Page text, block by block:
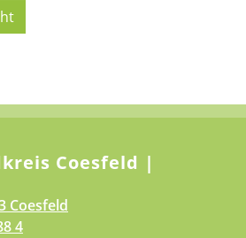
Coesfeld |
Coesfeld
4